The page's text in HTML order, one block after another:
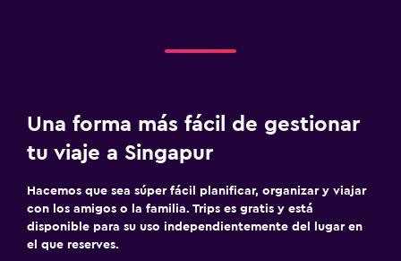
Una forma más fácil de gestionar
tu viaje a Singapur
Hacemos que sea súper fácil planificar, organizar y viajar
con los amigos o la familia. Trips es gratis y está
disponible para su uso independientemente del lugar en
el que reserves.